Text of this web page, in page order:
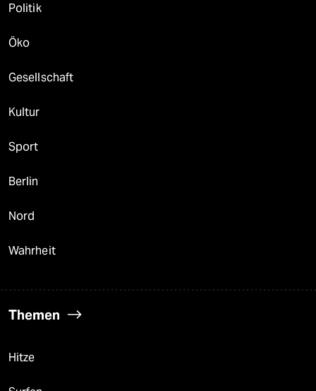
Politik
Öko
Gesellschaft
Kultur
Sport
Berlin
Nord
Wahrheit
Themen
Hitze